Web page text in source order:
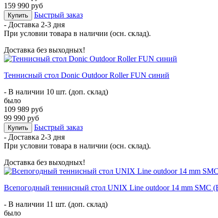
159 990 руб
Купить
Быстрый заказ
- Доставка 2-3 дня
При условии товара в наличии (осн. склад).
Доставка без выходных!
Теннисный стол Donic Outdoor Roller FUN синий
- В наличии 10 шт. (доп. склад)
было
109 989 руб
99 990 руб
Купить
Быстрый заказ
- Доставка 2-3 дня
При условии товара в наличии (осн. склад).
Доставка без выходных!
Всепогодный теннисный стол UNIX Line outdoor 14 mm SMC
- В наличии 11 шт. (доп. склад)
было